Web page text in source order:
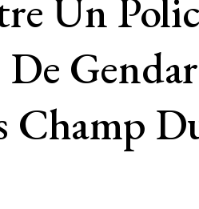
Un
Champ